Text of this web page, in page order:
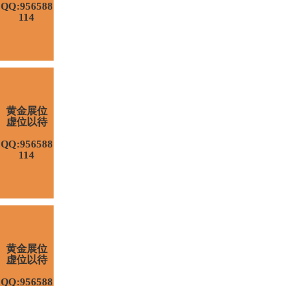
QQ:956588
114
黄金展位
虚位以待
QQ:956588
114
黄金展位
虚位以待
QQ:956588